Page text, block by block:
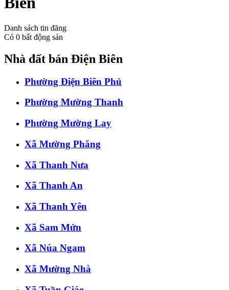
Danh sách tin đăng
Có 0 bất động sản
Nhà đất bán Điện Biên
Phường Điện Biên Phủ
Phường Mường Thanh
Phường Mường Lay
Xã Mường Phăng
Xã Thanh Nưa
Xã Thanh An
Xã Thanh Yên
Xã Sam Mứn
Xã Núa Ngam
Xã Mường Nhà